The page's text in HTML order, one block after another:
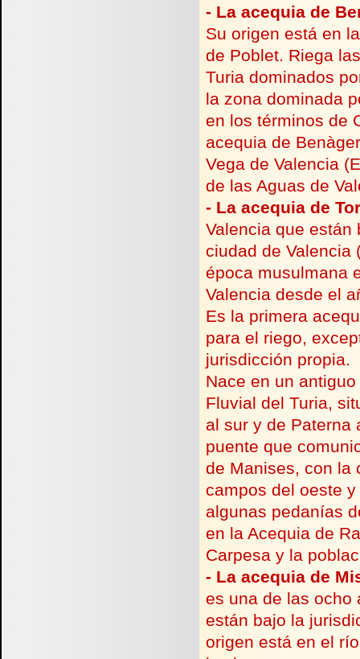
- La acequia de
Su origen está en
de Poblet. Riega
Turia dominados
la zona dominada
en los términos de
acequia de
Vega de Valencia
de las Aguas de
- La acequia de
Valencia que están
ciudad de Valencia
época musulmana
Valencia desde el
Es la primera
para el riego,
jurisdicción propia.
Nace en un
Fluvial del Turia,
al sur y de Paterna
puente que
de Manises, con la
campos del oeste
algunas pedanías
en la Acequia de
Carpesa y la
- La acequia de
es una de las ocho
están bajo la
origen está en el